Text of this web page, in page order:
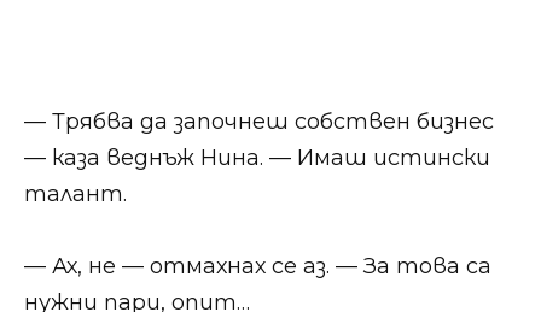
— Трябва да започнеш собствен бизнес
— каза веднъж Нина. — Имаш истински
талант.
— Ах, не — отмахнах се аз. — За това са
нужни пари, опит…